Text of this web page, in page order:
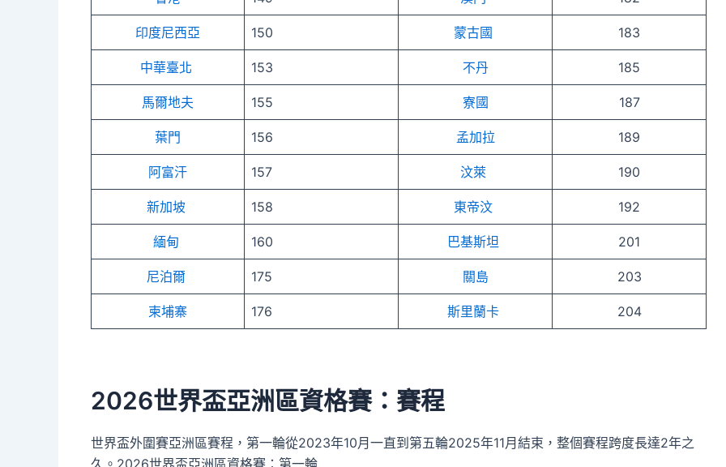
印度尼西亞 150 蒙古國 183
中華臺北 153 不丹 185
馬爾地夫 155 寮國 187
葉門 156 孟加拉 189
阿富汗 157 汶萊 190
新加坡 158 東帝汶 192
緬甸 160 巴基斯坦 201
尼泊爾 175 關島 203
柬埔寨 176 斯里蘭卡 204
2026世界盃亞洲區資格賽：賽程
世界盃外圍賽亞洲區賽程，第一輪從2023年10月一直到第五輪2025年11月結束，整個賽程跨度長達2年之
久。2026世界盃亞洲區資格賽：第一輪